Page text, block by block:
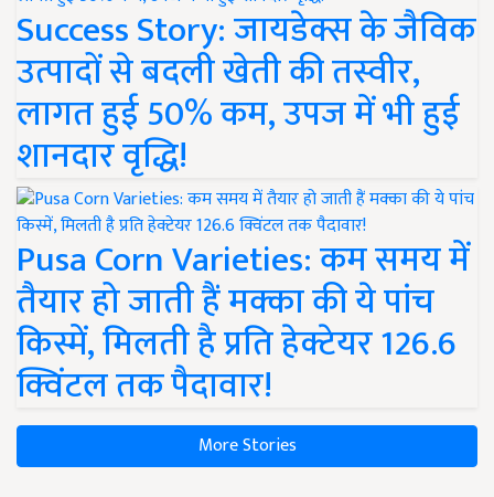
Success Story: जायडेक्स के जैविक
उत्पादों से बदली खेती की तस्वीर,
लागत हुई 50% कम, उपज में भी हुई
शानदार वृद्धि!
Pusa Corn Varieties: कम समय में
तैयार हो जाती हैं मक्का की ये पांच
किस्में, मिलती है प्रति हेक्टेयर 126.6
क्विंटल तक पैदावार!
More Stories